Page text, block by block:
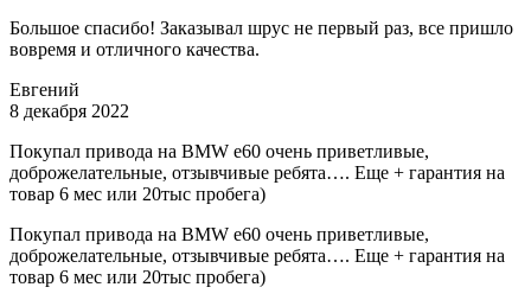
Большое спасибо! Заказывал шрус не первый раз, все пришло
вовремя и отличного качества.
Евгений
8 декабря 2022
Покупал привода на BMW e60 очень приветливые,
доброжелательные, отзывчивые ребята…. Еще + гарантия на
товар 6 мес или 20тыс пробега)
Покупал привода на BMW e60 очень приветливые,
доброжелательные, отзывчивые ребята…. Еще + гарантия на
товар 6 мес или 20тыс пробега)